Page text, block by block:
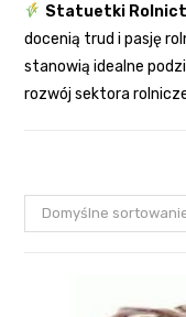
Statuetki
docenią trud i pasję
stanowią idealne
rozwój sektora
Domyślne